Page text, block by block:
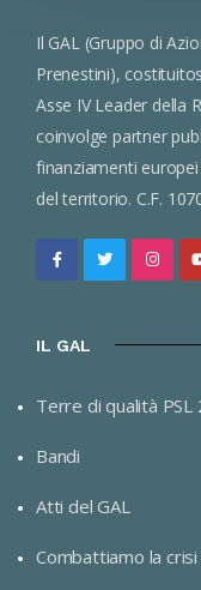
Il GAL (Gruppo di
Prenestini),
Asse IV Leader della
coinvolge partner
finanziamenti
del territorio. C.F.
IL GAL
Terre di qualità
Bandi
Atti del GAL
Combattiamo la crisi